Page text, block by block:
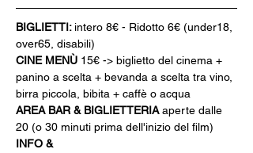
BIGLIETTI: intero 8€ - Ridotto 6€ (under18,
over65, disabili)
CINE MENÙ 15€ -> biglietto del cinema +
panino a scelta + bevanda a scelta tra vino,
birra piccola, bibita + caffè o acqua
AREA BAR & BIGLIETTERIA aperte dalle
20 (o 30 minuti prima dell'inizio del film)
INFO &